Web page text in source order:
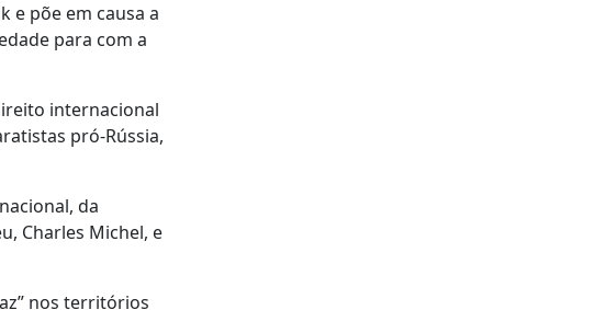
e põe em causa a
para com a
internacional
pró-Rússia,
da
Charles Michel, e
nos territórios